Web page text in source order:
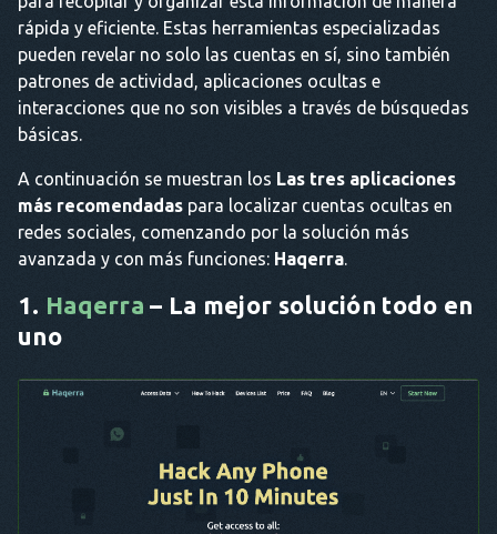
rápida y eficiente. Estas herramientas especializadas
pueden revelar no solo las cuentas en sí, sino también
patrones de actividad, aplicaciones ocultas e
interacciones que no son visibles a través de búsquedas
básicas.
A continuación se muestran los Las tres aplicaciones
más recomendadas para localizar cuentas ocultas en
redes sociales, comenzando por la solución más
avanzada y con más funciones: Haqerra.
1. Haqerra – La mejor solución todo en
uno